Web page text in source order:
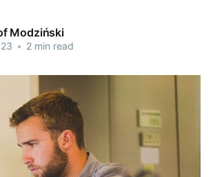
Modziński
• 2 min read